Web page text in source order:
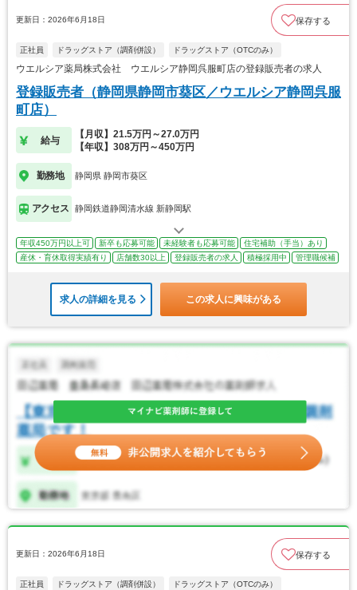
更新日：2026年6月18日 保存する
正社員 ドラッグストア（調剤併設） ドラッグストア（OTCのみ）
ウエルシア薬局株式会社 ウエルシア静岡呉服町店の登録販売者の求人
登録販売者（静岡県静岡市葵区／ウエルシア静岡呉服
町店）
給与
【月収】21.5万円～27.0万円
【年収】308万円～450万円
勤務地 静岡県 静岡市葵区
アクセス 静岡鉄道静岡清水線 新静岡駅
年収450万円以上可 新卒も応募可能 未経験者も応募可能
住宅補助（手当）あり
産休・育休取得実績有り
店舗数30以上 登録販売者の求人 積極採用中 管理職候補
求人の詳細を見る この求人に興味がある
更新日：2026年6月18日 保存する
正社員 ドラッグストア（調剤併設） ドラッグストア（OTCのみ）